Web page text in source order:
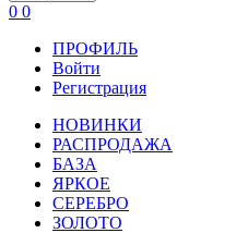
0 0
ПРОФИЛЬ
Войти
Регистрация
НОВИНКИ
РАСПРОДАЖА
БАЗА
ЯРКОЕ
СЕРЕБРО
ЗОЛОТО